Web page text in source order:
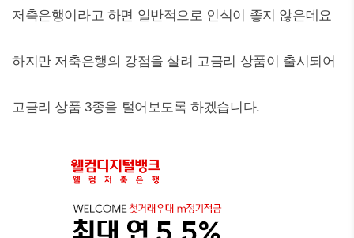
저축은행이라고 하면 일반적으로 인식이 좋지 않은데요
하지만 저축은행의 강점을 살려 고금리 상품이 출시되어
고금리 상품 3종을 털어보도록 하겠습니다.